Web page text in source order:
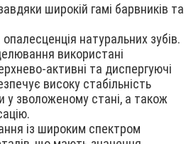
широкій гамі барвників та
натуральних зубів.
використані
активні та диспергуючі
високу стабільність
у зволоженому стані, а також
із широким спектром